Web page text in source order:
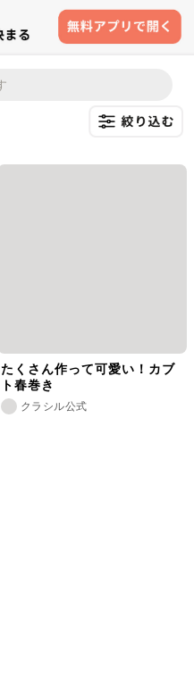
たくさん作って可愛い！カブ
ト春巻き
クラシル公式